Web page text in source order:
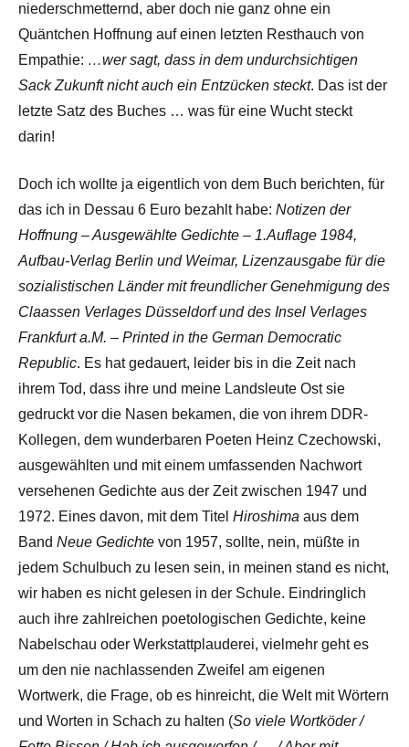
niederschmetternd, aber doch nie ganz ohne ein
Quäntchen Hoffnung auf einen letzten Resthauch von
Empathie: …wer sagt, dass in dem undurchsichtigen
Sack Zukunft nicht auch ein Entzücken steckt. Das ist der
letzte Satz des Buches … was für eine Wucht steckt
darin!
Doch ich wollte ja eigentlich von dem Buch berichten, für
das ich in Dessau 6 Euro bezahlt habe: Notizen der
Hoffnung – Ausgewählte Gedichte – 1.Auflage 1984,
Aufbau-Verlag Berlin und Weimar, Lizenzausgabe für die
sozialistischen Länder mit freundlicher Genehmigung des
Claassen Verlages Düsseldorf und des Insel Verlages
Frankfurt a.M. – Printed in the German Democratic
Republic. Es hat gedauert, leider bis in die Zeit nach
ihrem Tod, dass ihre und meine Landsleute Ost sie
gedruckt vor die Nasen bekamen, die von ihrem DDR-
Kollegen, dem wunderbaren Poeten Heinz Czechowski,
ausgewählten und mit einem umfassenden Nachwort
versehenen Gedichte aus der Zeit zwischen 1947 und
1972. Eines davon, mit dem Titel Hiroshima aus dem
Band Neue Gedichte von 1957, sollte, nein, müßte in
jedem Schulbuch zu lesen sein, in meinen stand es nicht,
wir haben es nicht gelesen in der Schule. Eindringlich
auch ihre zahlreichen poetologischen Gedichte, keine
Nabelschau oder Werkstattplauderei, vielmehr geht es
um den nie nachlassenden Zweifel am eigenen
Wortwerk, die Frage, ob es hinreicht, die Welt mit Wörtern
und Worten in Schach zu halten (So viele Wortköder /